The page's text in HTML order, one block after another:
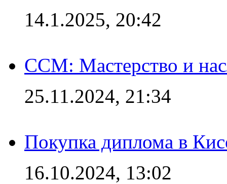
14.1.2025, 20:42
CCM: Мастерство и
25.11.2024, 21:34
Покупка диплома в
16.10.2024, 13:02